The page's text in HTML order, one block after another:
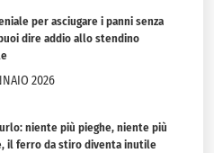
per asciugare i panni senza
dire addio allo stendino
2026
niente più pieghe, niente più
il ferro da stiro diventa inutile